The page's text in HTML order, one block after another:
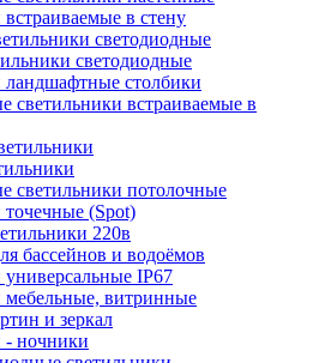
в стену
светодиодные
столбики
светильники встраиваемые в
светильники потолочные
(Spot)
220в
бассейнов и водоёмов
IP67
мебельные, витринные
и зеркал
- ночники